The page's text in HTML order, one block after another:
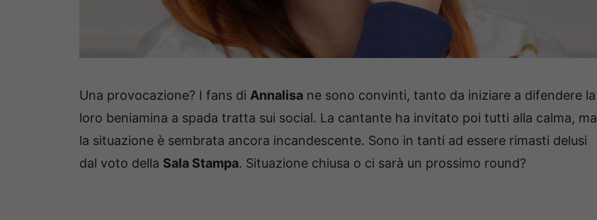
Una provocazione? I fans di Annalisa ne sono convinti, tanto da iniziare a difendere la
loro beniamina a spada tratta sui social. La cantante ha invitato poi tutti alla calma, ma
la situazione è sembrata ancora incandescente. Sono in tanti ad essere rimasti delusi
dal voto della Sala Stampa. Situazione chiusa o ci sarà un prossimo round?